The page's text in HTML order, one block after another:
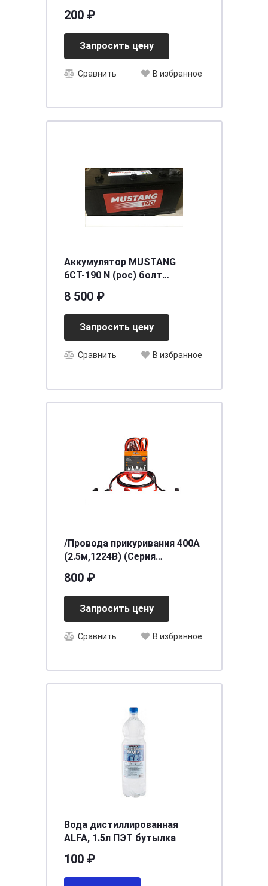
200 ₽
Запросить цену
Сравнить В избранное
Аккумулятор MUSTANG
6СТ-190 N (рос) болт
8 500 ₽
Запросить цену
Сравнить В избранное
/Провода прикуривания 400А
(2.5м,1224В) (Серия
09S
800 ₽
Запросить цену
Сравнить В избранное
Вода дистиллированная
ALFA, 1.5л ПЭТ бутылка
100 ₽